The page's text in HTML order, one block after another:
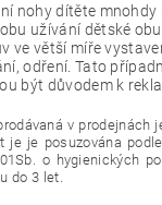
nohy dítěte mnohdy
užívání dětské
ve větší míře
odření. Tato
být důvodem k
v prodejnách
je je posuzována
o hygienických
do 3 let.